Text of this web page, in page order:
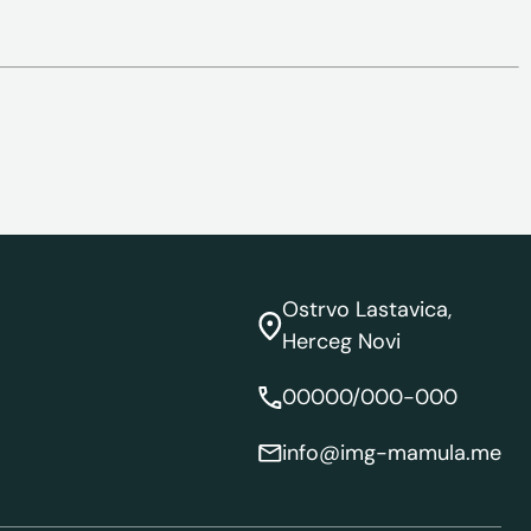
Ostrvo Lastavica,
Herceg Novi
00000/000-000
info@img-mamula.me